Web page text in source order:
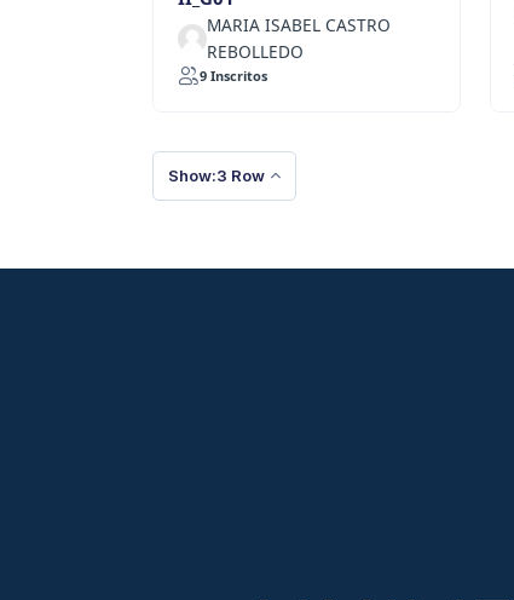
MARIA ISABEL CASTRO
REBOLLEDO
9 Inscritos
Show:3 Row